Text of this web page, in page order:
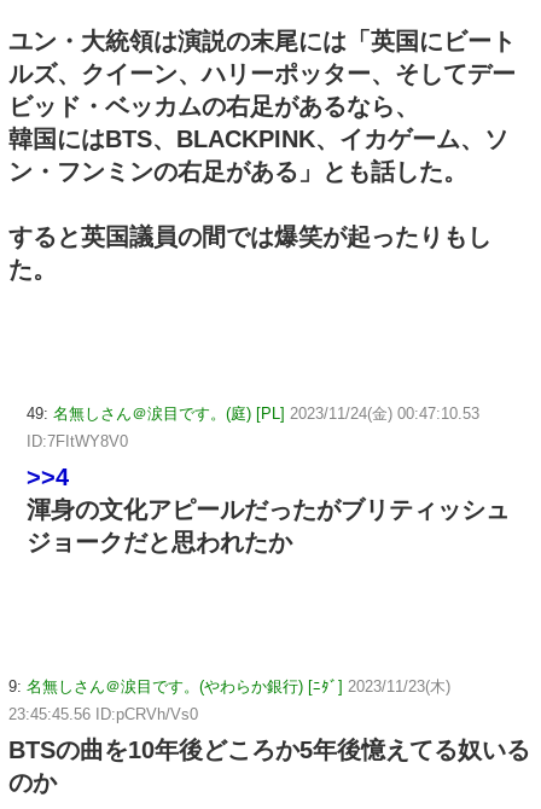
ユン・大統領は演説の末尾には「英国にビート
ルズ、クイーン、ハリーポッター、そしてデー
ビッド・ベッカムの右足があるなら、
韓国にはBTS、BLACKPINK、イカゲーム、ソ
ン・フンミンの右足がある」とも話した。
すると英国議員の間では爆笑が起ったりもし
た。
49: 名無しさん＠涙目です。(庭) [PL] 2023/11/24(金) 00:47:10.53
ID:7FItWY8V0
>>4
渾身の文化アピールだったがブリティッシュ
ジョークだと思われたか
9: 名無しさん＠涙目です。(やわらか銀行) [ﾆﾀﾞ] 2023/11/23(木)
23:45:45.56 ID:pCRVh/Vs0
BTSの曲を10年後どころか5年後憶えてる奴いる
のか